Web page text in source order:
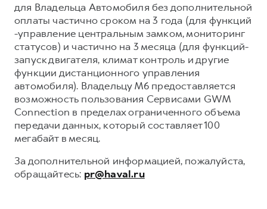
для Владельца Автомобиля без дополнительной
оплаты частично сроком на 3 года (для функций
-управление центральным замком, мониторинг
статусов) и частично на 3 месяца (для функций-
запуск двигателя, климат контроль и другие
функции дистанционного управления
автомобиля). Владельцу М6 предоставляется
возможность пользования Сервисами GWM
Connection в пределах ограниченного объема
передачи данных, который составляет 100
мегабайт в месяц.
За дополнительной информацией, пожалуйста,
обращайтесь: pr@haval.ru